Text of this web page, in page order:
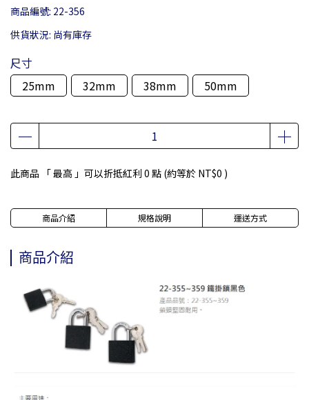
商品編號: 22-356
供貨狀況: 尚有庫存
尺寸
25mm
32mm 38mm 50mm
此商品 「 最高 」可以折抵紅利 0 點 (約等於 NT$0 )
商品介紹 規格說明 運送方式
商品介紹